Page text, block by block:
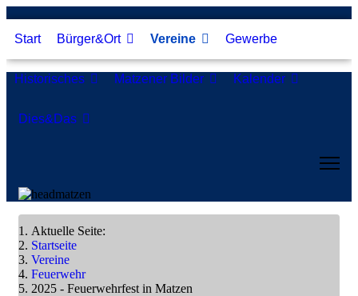
Start Bürger&Ort Vereine Gewerbe
Historisches Matzener Bilder Kalender
Dies&Das
Aktuelle Seite:
Startseite
Vereine
Feuerwehr
2025 - Feuerwehrfest in Matzen